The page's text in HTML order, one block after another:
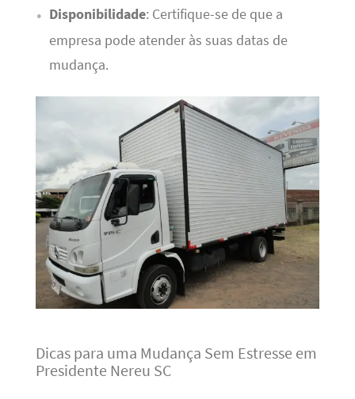
Disponibilidade: Certifique-se de que a
empresa pode atender às suas datas de
mudança.
Dicas para uma Mudança Sem Estresse em
Presidente Nereu SC